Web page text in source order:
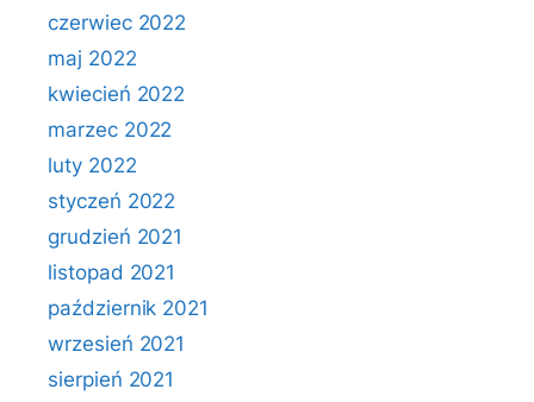
czerwiec 2022
maj 2022
kwiecień 2022
marzec 2022
luty 2022
styczeń 2022
grudzień 2021
listopad 2021
październik 2021
wrzesień 2021
sierpień 2021